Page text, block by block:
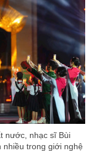
nước, nhạc sĩ Bùi
nhiều trong giới nghệ